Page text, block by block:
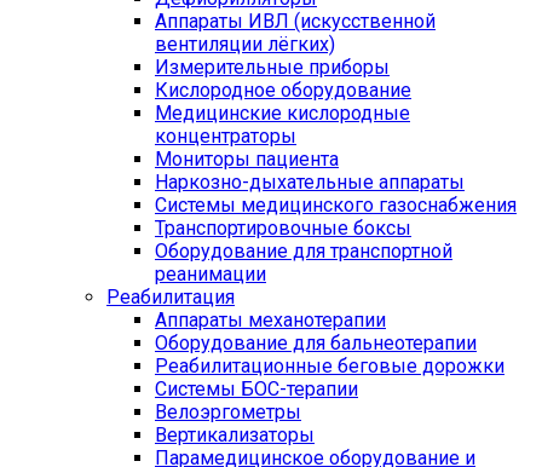
Аппараты ИВЛ (искусственной
вентиляции лёгких)
Измерительные приборы
Кислородное оборудование
Медицинские кислородные
концентраторы
Мониторы пациента
Наркозно-дыхательные аппараты
Системы медицинского газоснабжения
Транспортировочные боксы
Оборудование для транспортной
реанимации
Реабилитация
Аппараты механотерапии
Оборудование для бальнеотерапии
Реабилитационные беговые дорожки
Системы БОС-терапии
Велоэргометры
Вертикализаторы
Парамедицинское оборудование и